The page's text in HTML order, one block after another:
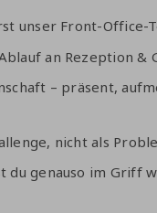
unser Front-Office-
an Rezeption &
– präsent,
nicht als
du genauso im Griff